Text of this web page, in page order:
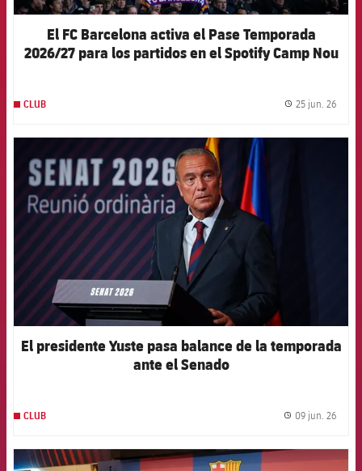
El FC Barcelona activa el Pase Temporada
2026/27 para los partidos en el Spotify Camp Nou
CLUB 25 jun. 26
FCB Barcelona badge
El presidente Yuste pasa balance de la temporada
ante el Senado
CLUB 09 jun. 26
FCB Barcelona badge